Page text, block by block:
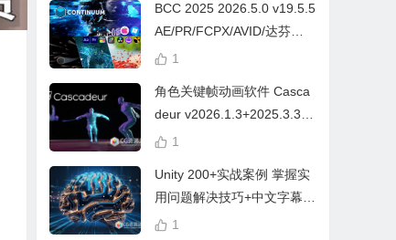
BCC 2025 2026.5.0 v19.5.5
AE/PR/FCPX/AVID/达芬奇
视频特效插件Continuum Wi
1
角色关键帧动画软件 Casca
deur v2026.1.3+2025.3.3
Win/Mac+中文字幕教程
1
Unity 200+实战案例 掌握实
用问题解决技巧+中文字幕 L
earn Problem Solving
1